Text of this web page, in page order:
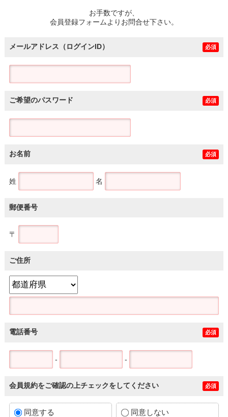
お手数ですが、
会員登録フォームよりお問合せ下さい。
メールアドレス（ログインID） 必須
ご希望のパスワード 必須
お名前 必須
姓 名
郵便番号
〒
ご住所
電話番号 必須
- -
会員規約をご確認の上チェックをしてください 必須
同意する 同意しない